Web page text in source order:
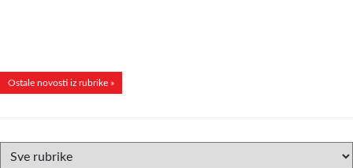
Ostale novosti iz rubrike »